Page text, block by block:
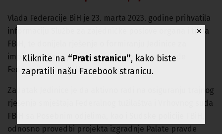
Vlada Federacije BiH je 23. marta 2023. godine prihvatila
informaciju Službe za zajedničke poslove organa i tijela
FBiH, te donijela rješenje o formiranju Jedinice za
implementaciju projekta izgradnje Palate pravde
Federacije Bosne i Hercegovine.
Zadatak Jedinice je da aktivno radi na osiguranju trajnog
rješenja smještaja Federalnog tužilaštva i Vrhovnog suda
FBiH sa Posebnim odjelima, kao i Sudske policije FBiH,
odnosno provedbi projekta izgradnje Palate pravde
✕
Kliknite na “Prati stranicu”, kako biste
zapratili našu Facebook stranicu.